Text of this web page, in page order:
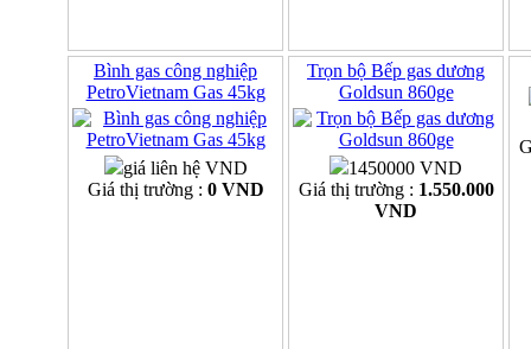
Bình gas công nghiệp
PetroVietnam Gas 45kg
giá liên hệ VND
Giá thị trường : 0 VND
Trọn bộ Bếp gas dương
Goldsun 860ge
1450000 VND
Giá thị trường : 1.550.000
VND